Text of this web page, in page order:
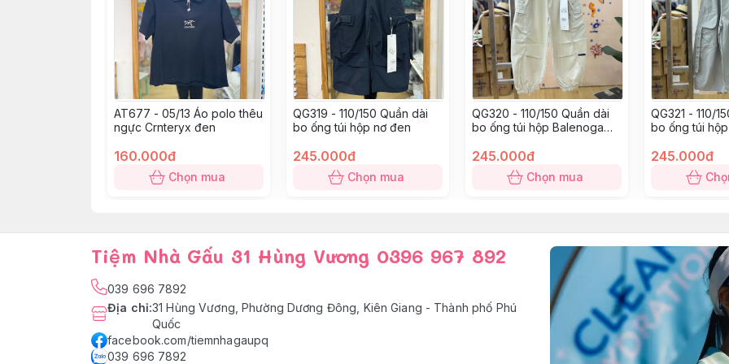
AT677 - 05/13 Áo polo thêu
ngực Crnteryx đen
160.000đ
Chọn mua
QG319 - 110/150 Quần dài
bo ống túi hộp nơ đen
245.000đ
Chọn mua
QG320 - 110/150 Quần dài
bo ống túi hộp Balenoga
245.000đ
Chọn mua
QG321 - 110/
bo ống túi
245.000đ
Tiệm Nhà Gấu 31 Hùng Vương 0396 967 892
039 696 7892
Địa chỉ:31 Hùng Vương, Phường Dương Đông, Kiên Giang - Thành phố Phú
Quốc
facebook.com/tiemnhagaupq
039 696 7892